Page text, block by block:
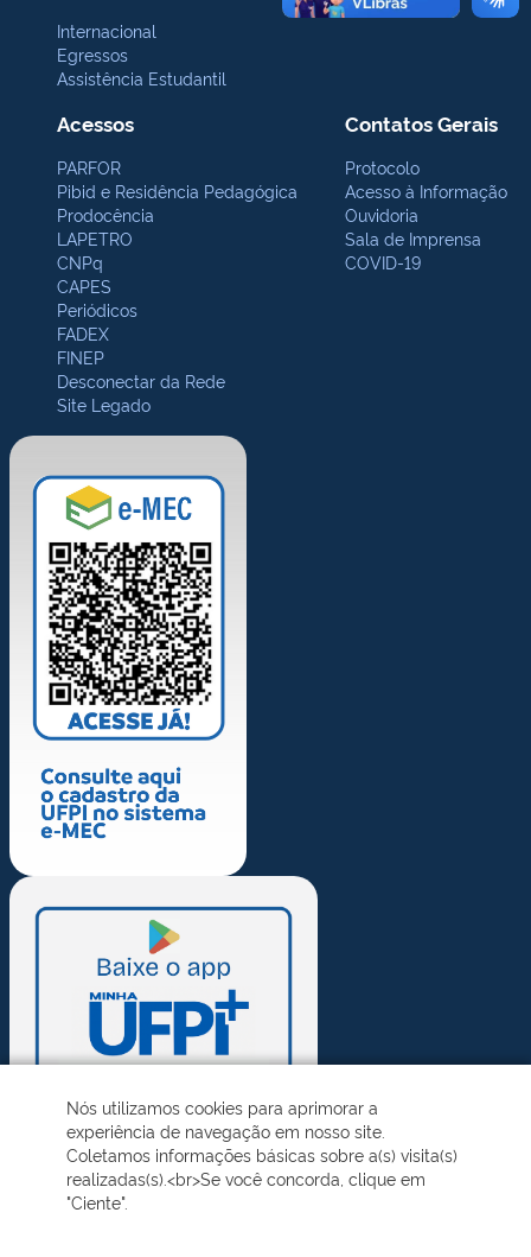
Internacional
Egressos
Assistência Estudantil
Acessos
PARFOR
Pibid e Residência Pedagógica
Prodocência
LAPETRO
CNPq
CAPES
Periódicos
FADEX
FINEP
Desconectar da Rede
Site Legado
Contatos Gerais
Protocolo
Acesso à Informação
Ouvidoria
Sala de Imprensa
COVID-19
Nós utilizamos cookies para aprimorar a
experiência de navegação em nosso site.
Coletamos informações básicas sobre a(s) visita(s)
realizadas(s).<br>Se você concorda, clique em
"Ciente".